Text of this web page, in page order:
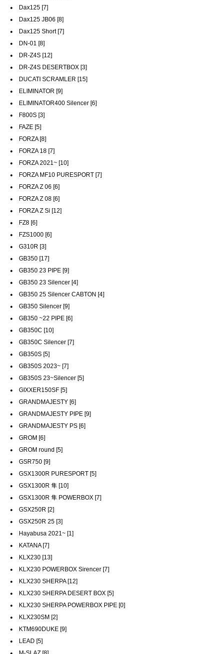
Dax125 [7]
Dax125 JB06 [8]
Dax125 Short [7]
DN-01 [8]
DR-Z4S [12]
DR-Z4S DESERTBOX [3]
DUCATI SCRAMLER [15]
ELIMINATOR [9]
ELIMINATOR400 Silencer [6]
F800S [3]
FAZE [5]
FORZA [8]
FORZA 18 [7]
FORZA 2021~ [10]
FORZA MF10 PURESPORT [7]
FORZA Z 06 [6]
FORZA Z 08 [6]
FORZA Z Si [12]
FZ8 [6]
FZS1000 [6]
G310R [3]
GB350 [17]
GB350 23 PIPE [9]
GB350 23 Silencer [4]
GB350 25 Silencer CABTON [4]
GB350 Silencer [9]
GB350 ~22 PIPE [6]
GB350C [10]
GB350C Silencer [7]
GB350S [5]
GB350S 2023~ [7]
GB350S 23~Silencer [5]
GIXXER150SF [5]
GRANDMAJESTY [6]
GRANDMAJESTY PIPE [9]
GRANDMAJESTY PS [6]
GROM [6]
GROM round [5]
GSR750 [9]
GSX1300R PURESPORT [5]
GSX1300R 隼 [10]
GSX1300R 隼 POWERBOX [7]
GSX250R [2]
GSX250R 25 [3]
Hayabusa 2021~ [1]
KATANA [7]
KLX230 [13]
KLX230 POWERBOX Sirencer [7]
KLX230 SHERPA [12]
KLX230 SHERPA DESERT BOX [5]
KLX230 SHERPA POWERBOX PIPE [0]
KLX230SM [2]
KTM690DUKE [9]
LEAD [5]